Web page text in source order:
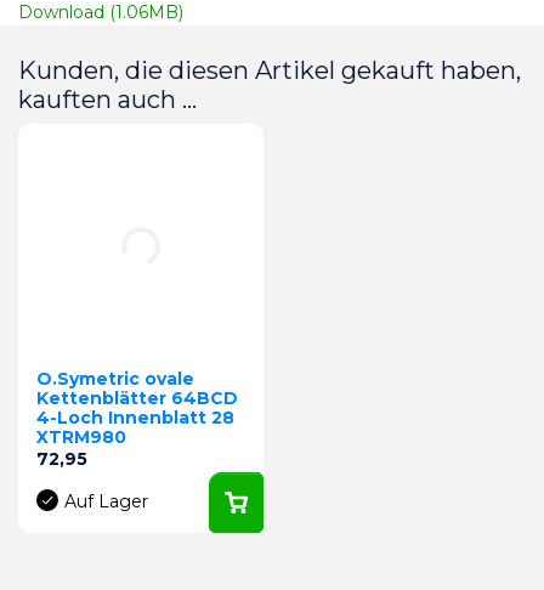
Download (1.06MB)
Kunden, die diesen Artikel gekauft haben,
kauften auch ...
O.Symetric ovale
Kettenblätter 64BCD
4-Loch Innenblatt 28
XTRM980
Preis
72,95
Auf Lager